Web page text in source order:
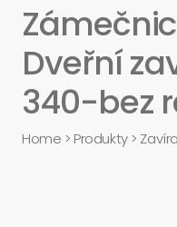
Dveřní
340-bez
Home > Produkty>